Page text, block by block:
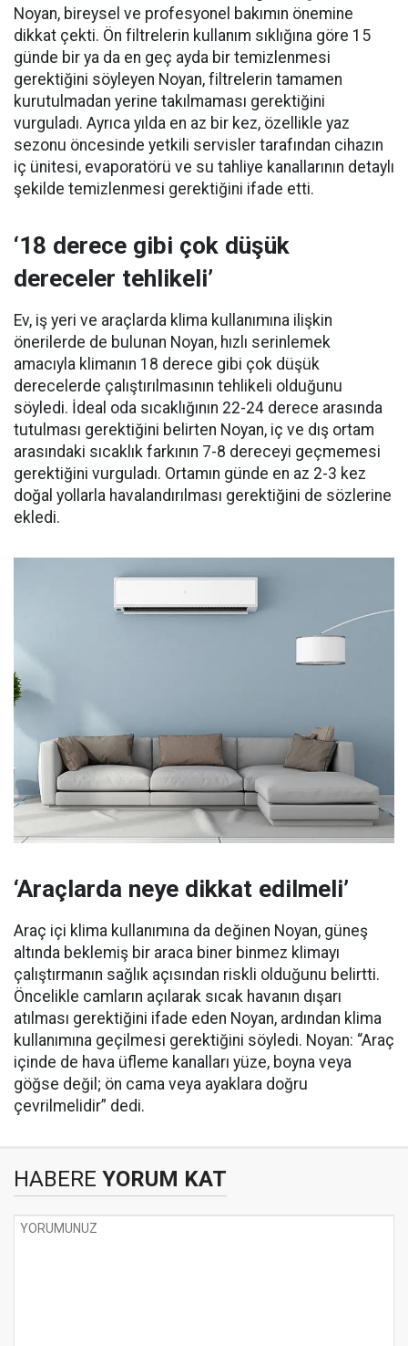
Noyan, bireysel ve profesyonel bakımın önemine
dikkat çekti. Ön filtrelerin kullanım sıklığına göre 15
günde bir ya da en geç ayda bir temizlenmesi
gerektiğini söyleyen Noyan, filtrelerin tamamen
kurutulmadan yerine takılmaması gerektiğini
vurguladı. Ayrıca yılda en az bir kez, özellikle yaz
sezonu öncesinde yetkili servisler tarafından cihazın
iç ünitesi, evaporatörü ve su tahliye kanallarının detaylı
şekilde temizlenmesi gerektiğini ifade etti.
‘18 derece gibi çok düşük
dereceler tehlikeli’
Ev, iş yeri ve araçlarda klima kullanımına ilişkin
önerilerde de bulunan Noyan, hızlı serinlemek
amacıyla klimanın 18 derece gibi çok düşük
derecelerde çalıştırılmasının tehlikeli olduğunu
söyledi. İdeal oda sıcaklığının 22-24 derece arasında
tutulması gerektiğini belirten Noyan, iç ve dış ortam
arasındaki sıcaklık farkının 7-8 dereceyi geçmemesi
gerektiğini vurguladı. Ortamın günde en az 2-3 kez
doğal yollarla havalandırılması gerektiğini de sözlerine
ekledi.
‘Araçlarda neye dikkat edilmeli’
Araç içi klima kullanımına da değinen Noyan, güneş
altında beklemiş bir araca biner binmez klimayı
çalıştırmanın sağlık açısından riskli olduğunu belirtti.
Öncelikle camların açılarak sıcak havanın dışarı
atılması gerektiğini ifade eden Noyan, ardından klima
kullanımına geçilmesi gerektiğini söyledi. Noyan: “Araç
içinde de hava üfleme kanalları yüze, boyna veya
göğse değil; ön cama veya ayaklara doğru
çevrilmelidir” dedi.
HABERE YORUM KAT